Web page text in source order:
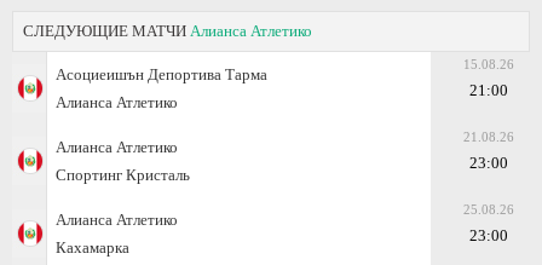
СЛЕДУЮЩИЕ МАТЧИ Алианса Атлетико
Асоциеишън Депортива Тарма
Алианса Атлетико
15.08.26
21:00
Алианса Атлетико
Спортинг Кристаль
21.08.26
23:00
Алианса Атлетико
Кахамарка
25.08.26
23:00